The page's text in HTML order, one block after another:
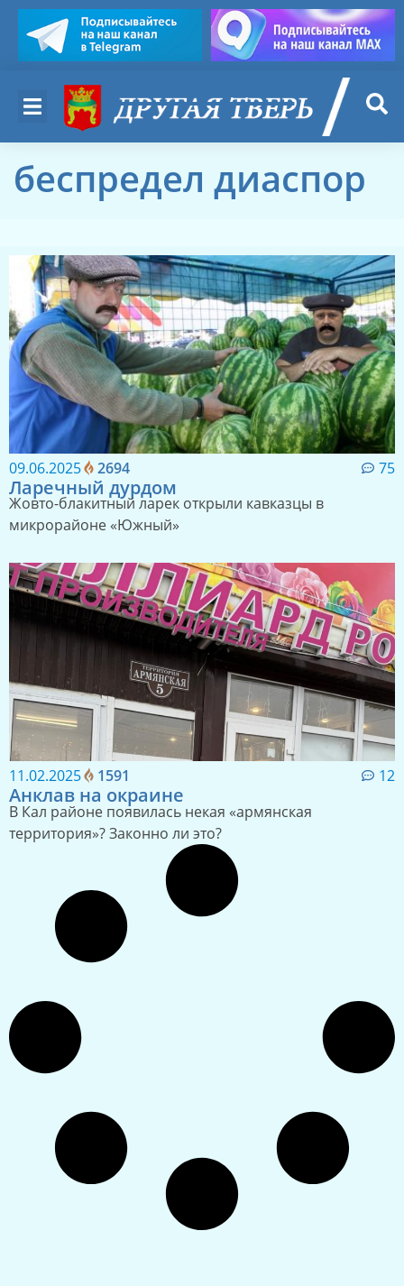
беспредел диаспор
09.06.2025 2694 75
Ларечный дурдом
Жовто-блакитный ларек открыли кавказцы в
микрорайоне «Южный»
11.02.2025 1591 12
Анклав на окраине
В Кал районе появилась некая «армянская
территория»? Законно ли это?